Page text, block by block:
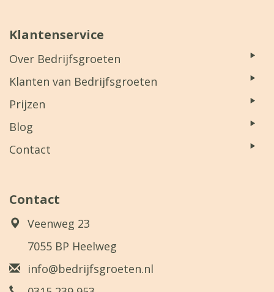
Klantenservice
Over Bedrijfsgroeten
Klanten van Bedrijfsgroeten
Prijzen
Blog
Contact
Contact
Veenweg 23
7055 BP Heelweg
info@bedrijfsgroeten.nl